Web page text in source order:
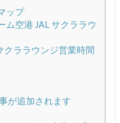
ップ
空港 JAL サクララウ
ララウンジ営業時間
が追加されます